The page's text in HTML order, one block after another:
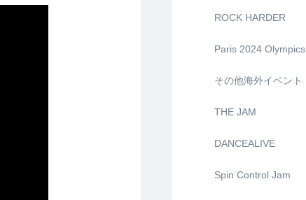
ROCK HARDER
Paris 2024 Olympics
その他海外イベント
THE JAM
DANCEALIVE
Spin Control Jam